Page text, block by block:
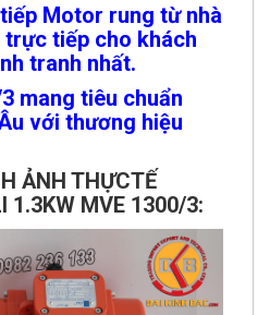
Motor rung từ nhà
trực tiếp cho khách
tranh nhất.
mang tiêu chuẩn
với thương hiệu
ẢNH THỰCTẾ
1.3KW MVE 1300/3: